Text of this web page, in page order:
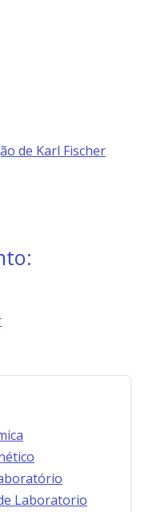
de Karl Fischer
Laboratorio